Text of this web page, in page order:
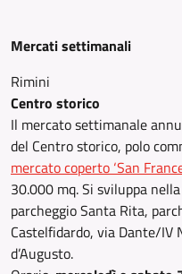
Mercati settimanali
Rimini
Centro storico
Il mercato settimanale
del Centro storico, polo
mercato coperto ‘San
30.000 mq. Si sviluppa
parcheggio Santa Rita,
Castelfidardo, via Dante/IV
d’Augusto.